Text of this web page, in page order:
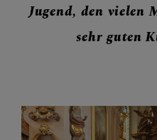
Jugend, den vielen
sehr guten